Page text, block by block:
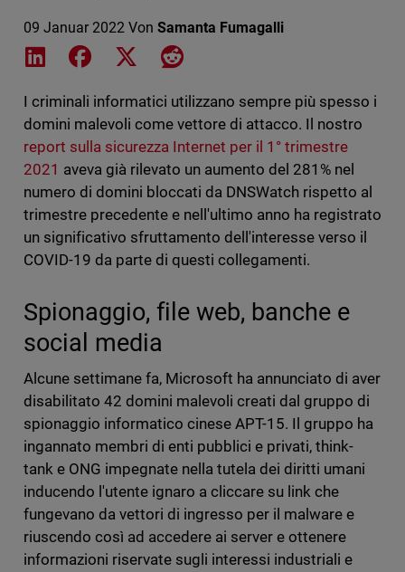
09 Januar 2022 Von Samanta Fumagalli
Share on LinkedIn
Share on Facebook
Share on XShare on Reddit
I criminali informatici utilizzano sempre più spesso i
domini malevoli come vettore di attacco. Il nostro
report sulla sicurezza Internet per il 1° trimestre
2021 aveva già rilevato un aumento del 281% nel
numero di domini bloccati da DNSWatch rispetto al
trimestre precedente e nell'ultimo anno ha registrato
un significativo sfruttamento dell'interesse verso il
COVID-19 da parte di questi collegamenti.
Spionaggio, file web, banche e
social media
Alcune settimane fa, Microsoft ha annunciato di aver
disabilitato 42 domini malevoli creati dal gruppo di
spionaggio informatico cinese APT-15. Il gruppo ha
ingannato membri di enti pubblici e privati, think-
tank e ONG impegnate nella tutela dei diritti umani
inducendo l'utente ignaro a cliccare su link che
fungevano da vettori di ingresso per il malware e
riuscendo così ad accedere ai server e ottenere
informazioni riservate sugli interessi industriali e